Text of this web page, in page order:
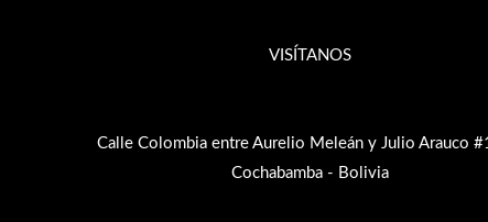
VISÍTANOS
Calle Colombia entre Aurelio Meleán y Julio Arauco
Cochabamba - Bolivia